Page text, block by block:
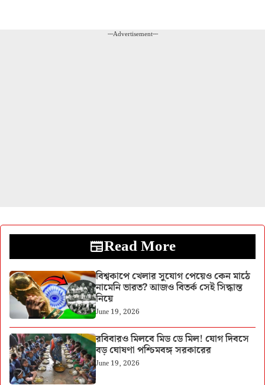
---Advertisement---
Read More
বিশ্বকাপে খেলার সুযোগ পেয়েও কেন মাঠে
নামেনি ভারত? আজও বিতর্ক সেই সিদ্ধান্ত
নিয়ে
June 19, 2026
রবিবারও মিলবে মিড ডে মিল! যোগ দিবসে
বড় ঘোষণা পশ্চিমবঙ্গ সরকারের
June 19, 2026